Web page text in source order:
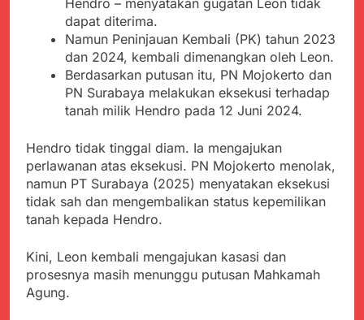
dapat diterima.
Namun Peninjauan Kembali (PK) tahun 2023
dan 2024, kembali dimenangkan oleh Leon.
Berdasarkan putusan itu, PN Mojokerto dan
PN Surabaya melakukan eksekusi terhadap
tanah milik Hendro pada 12 Juni 2024.
Hendro tidak tinggal diam. Ia mengajukan
perlawanan atas eksekusi. PN Mojokerto menolak,
namun PT Surabaya (2025) menyatakan eksekusi
tidak sah dan mengembalikan status kepemilikan
tanah kepada Hendro.
Kini, Leon kembali mengajukan kasasi dan
prosesnya masih menunggu putusan Mahkamah
Agung.